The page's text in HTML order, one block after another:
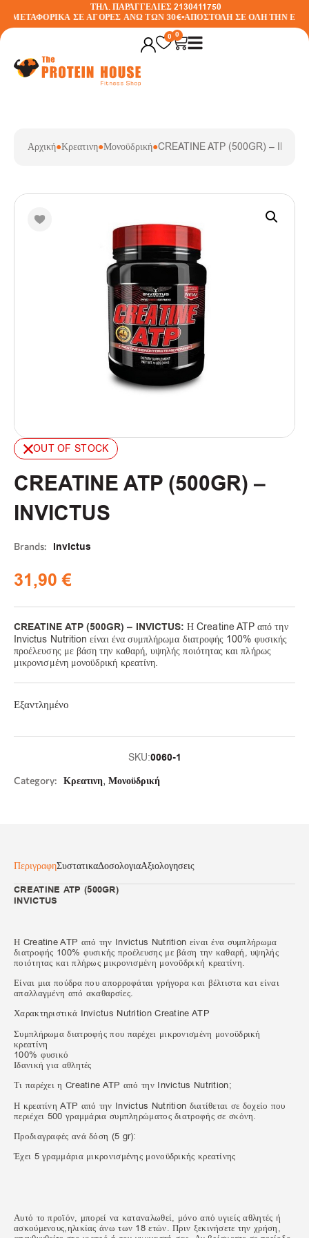
ΤΗΛ. ΠΑΡΑΓΓΕΛΙΕΣ 2130411750
ΜΕΤΑΦΟΡΙΚΑ ΣΕ ΑΓΟΡΕΣ ΑΝΩ ΤΩΝ 30€•ΑΠΟΣΤΟΛΗ ΣΕ ΟΛΗ ΤΗΝ
0 0
Αρχική●Κρεατινη●Μονοϋδρική●CREATINE ATP (500GR) –
OUT OF STOCK
CREATINE ATP (500GR) –
INVICTUS
Brands: Invictus
31,90€
CREATINE ATP (500GR) – INVICTUS: Η Creatine ATP από την
Invictus Nutrition είναι ένα συμπλήρωμα διατροφής 100% φυσικής
προέλευσης με βάση την καθαρή, υψηλής ποιότητας και πλήρως
μικρονισμένη μονοϋδρική κρεατίνη.
Εξαντλημένο
SKU:0060-1
Category: Κρεατινη, Μονοϋδρική
ΠεριγραφηΣυστατικαΔοσολογιαΑξιολογησεις
CREATINE ATP (500GR)
INVICTUS
Η Creatine ATP από την Invictus Nutrition είναι ένα συμπλήρωμα
διατροφής 100% φυσικής προέλευσης με βάση την καθαρή, υψηλής
ποιότητας και πλήρως μικρονισμένη μονοϋδρική κρεατίνη.
Είναι μια πούδρα που απορροφάται γρήγορα και βέλτιστα και είναι
απαλλαγμένη από ακαθαρσίες.
Χαρακτηριστικά Invictus Nutrition Creatine ATP
Συμπλήρωμα διατροφής που παρέχει μικρονισμένη μονοϋδρική
κρεατίνη
100% φυσικό
Ιδανική για αθλητές
Τι παρέχει η Creatine ATP από την Invictus Nutrition;
Η κρεατίνη ATP από την Invictus Nutrition διατίθεται σε δοχείο που
περιέχει 500 γραμμάρια συμπληρώματος διατροφής σε σκόνη.
Προδιαγραφές ανά δόση (5 gr):
Έχει 5 γραμμάρια μικρονισμένης μονοϋδρικής κρεατίνης
Αυτό το προϊόν, μπορεί να καταναλωθεί, μόνο από υγιείς αθλητές ή
ασκούμενους,ηλικίας άνω των 18 ετών. Πριν ξεκινήσετε την χρήση,